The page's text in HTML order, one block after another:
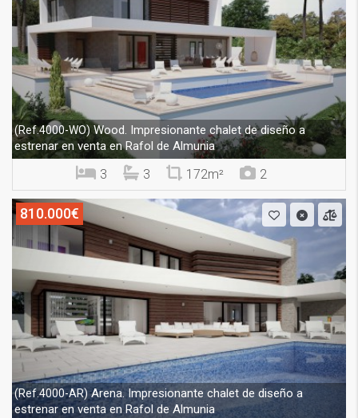
(Ref.4000-WO)Wood. Impresionante chalet de diseño a
estrenar en venta en Rafol de Almunia
3 3 172m² 2
810.000€
(Ref.4000-AR)Arena. Impresionante chalet de diseño a
estrenar en venta en Rafol de Almunia